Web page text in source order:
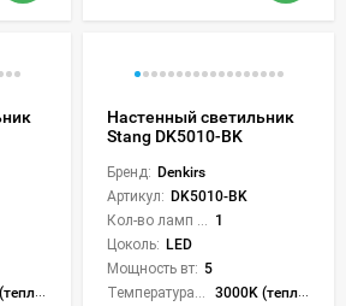
Настенный светильник
Stang DK5010-BK
Бренд: Denkirs
Артикул: DK5010-BK
1
Цоколь: LED
Мощность вт: 5
3000K (теплый)